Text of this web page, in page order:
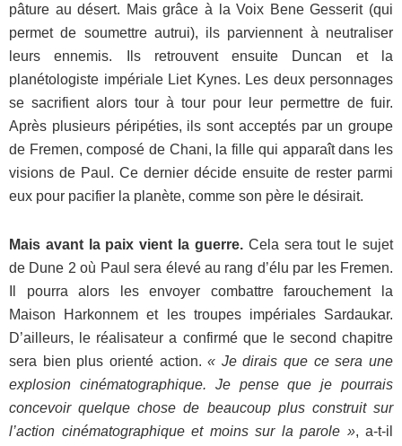
pâture au désert. Mais grâce à la Voix Bene Gesserit (qui
permet de soumettre autrui), ils parviennent à neutraliser
leurs ennemis. Ils retrouvent ensuite Duncan et la
planétologiste impériale Liet Kynes. Les deux personnages
se sacrifient alors tour à tour pour leur permettre de fuir.
Après plusieurs péripéties, ils sont acceptés par un groupe
de Fremen, composé de Chani, la fille qui apparaît dans les
visions de Paul. Ce dernier décide ensuite de rester parmi
eux pour pacifier la planète, comme son père le désirait.
Mais avant la paix vient la guerre.Cela sera tout le sujet
de Dune 2 où Paul sera élevé au rang d’élu par les Fremen.
Il pourra alors les envoyer combattre farouchement la
Maison Harkonnem et les troupes impériales Sardaukar.
D’ailleurs, le réalisateur a confirmé que le second chapitre
sera bien plus orienté action.« Je dirais que ce sera une
explosion cinématographique. Je pense que je pourrais
concevoir quelque chose de beaucoup plus construit sur
l’action cinématographique et moins sur la parole », a-t-il